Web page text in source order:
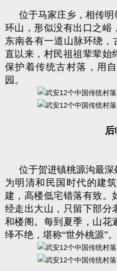
位于马家庄乡，相传
环山，形似没有出口之峪
东南各有一道山脉环绕，
直以来，村民祖祖辈辈始
保护着传统古村落，用
园。
后
位于贺进镇桃源沟最深
为明清和民国时代的建
建，高楼低宅错落有致。
经走出大山，只留下部分
和楼阁。每到夏季，山花
绎不绝，堪称“世外桃源”。